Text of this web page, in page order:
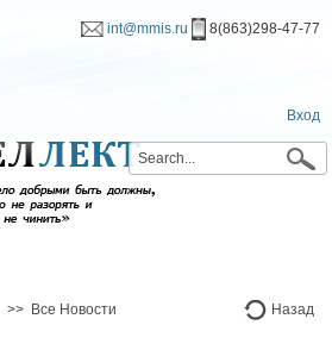
int@mmis.ru 8(863)298-47-77
Вход
>> Все Новости Назад